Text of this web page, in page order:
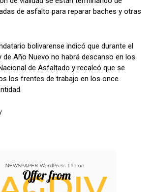
de asfalto para reparar baches y otras
bolivarense indicó que durante el
de Año Nuevo no habrá descanso en los
de Asfaltado y recalcó que se
los frentes de trabajo en los once